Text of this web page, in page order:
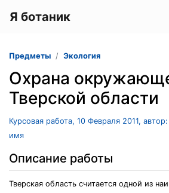
Я ботаник
Предметы Экология
Охрана
Тверской области
Курсовая работа, 10 Февраля 2011,
имя
Описание работы
Тверская область считается одной из